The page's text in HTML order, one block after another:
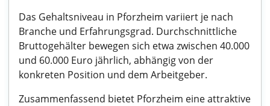
Das Gehaltsniveau in Pforzheim variiert je nach
Branche und Erfahrungsgrad. Durchschnittliche
Bruttogehälter bewegen sich etwa zwischen 40.000
und 60.000 Euro jährlich, abhängig von der
konkreten Position und dem Arbeitgeber.
Zusammenfassend bietet Pforzheim eine attraktive